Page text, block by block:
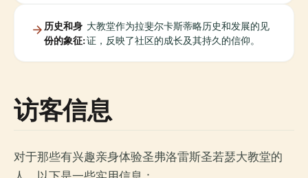
历史和身
份的象征:
大教堂作为拉斐尔卡斯蒂略历史和发展的见
证，反映了社区的成长及其持久的信仰。
访客信息
对于那些有兴趣亲身体验圣弗洛雷斯圣若瑟大教堂的